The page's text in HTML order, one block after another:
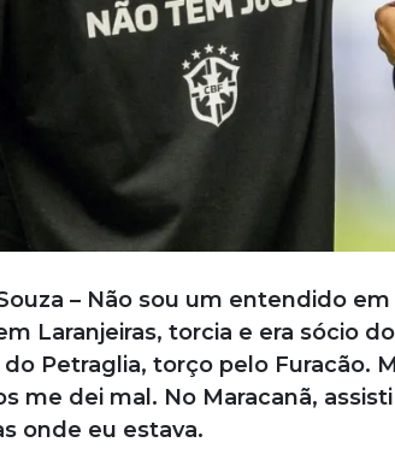
– Não sou um entendido
Laranjeiras, torcia e era sócio
do Petraglia, torço pelo Furacão.
me dei mal. No Maracanã,
onde eu estava.